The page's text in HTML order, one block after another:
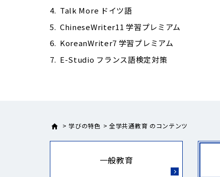
Talk More ドイツ語
ChineseWriter11 学習プレミアム
KoreanWriter7 学習プレミアム
E-Studio フランス語検定対策
学びの特色 全学共通教育 のコンテンツ
一般教育